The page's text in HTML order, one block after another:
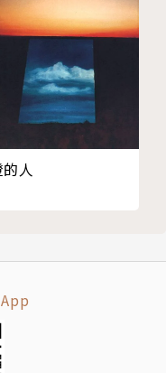
：西洋哲學史卷二》
西洋哲學史卷三》
計於二○二二在德國
文與阿拉伯文。愛狗
間杳無人煙的小屋
人